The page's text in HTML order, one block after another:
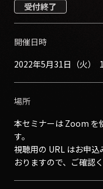
受付終了
開催日時
2022年5月31日（火）
場所
本セミナーは Zoom を
す。
視聴用の URL はお申
おりますので、ご確認く